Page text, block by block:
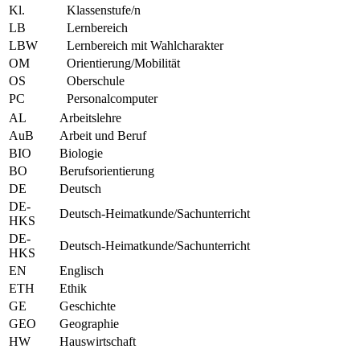
Kl.
Klassenstufe/n
LB
Lernbereich
LBW
Lernbereich mit Wahlcharakter
OM
Orientierung/Mobilität
OS
Oberschule
PC
Personalcomputer
AL
Arbeitslehre
AuB
Arbeit und Beruf
BIO
Biologie
BO
Berufsorientierung
DE
Deutsch
DE-
HKS
Deutsch-Heimatkunde/Sachunterricht
DE-
HKS
Deutsch-Heimatkunde/Sachunterricht
EN
Englisch
ETH
Ethik
GE
Geschichte
GEO
Geographie
HW
Hauswirtschaft